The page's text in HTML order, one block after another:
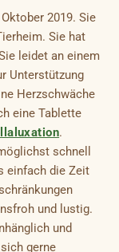
2019. Sie
Sie hat
leidet an einem
Unterstützung
Herzschwäche
eine Tablette
.
schnell
einfach die Zeit
und lustig.
und
gerne